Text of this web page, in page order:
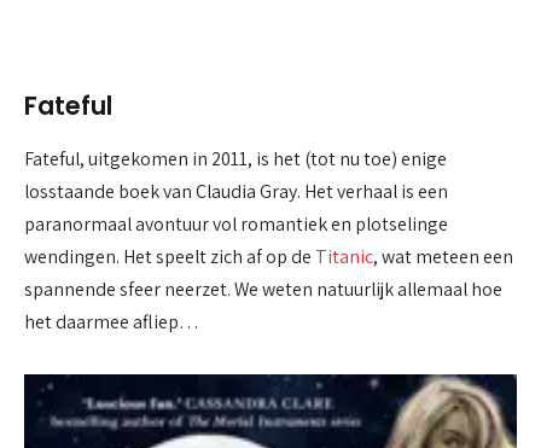
Fateful
Fateful, uitgekomen in 2011, is het (tot nu toe) enige
losstaande boek van Claudia Gray. Het verhaal is een
paranormaal avontuur vol romantiek en plotselinge
wendingen. Het speelt zich af op de Titanic, wat meteen een
spannende sfeer neerzet. We weten natuurlijk allemaal hoe
het daarmee afliep…